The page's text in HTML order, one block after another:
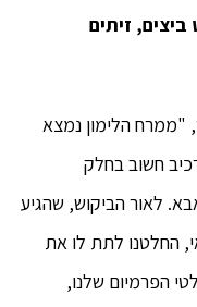
זיתים
, "ממרח הלימון נמצא
חשוב בחלק
לאור הביקוש, שהגיע
החלטנו לתת לו את
הפרמיום שלנו,